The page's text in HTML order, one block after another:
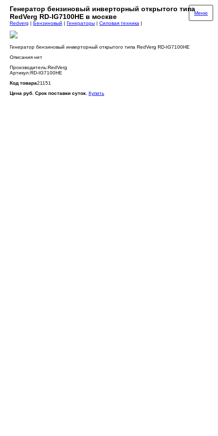
Генератор бензиновый инверторный открытого типа
RedVerg RD-IG7100HE в москве
Меню
Redverg | Бензиновый | Генераторы | Силовая техника |
Генератор бензиновый инверторный открытого типа RedVerg RD-IG7100HE
Описания нет
Производитель:RedVerg
Артикул:RD-IG7100HE
Код товара21151
Цена руб. Срок поставки суток. Купить